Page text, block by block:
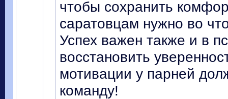
чтобы сохранить
саратовцам нужно во
Успех важен также и в
восстановить
мотивации у парней
команду!